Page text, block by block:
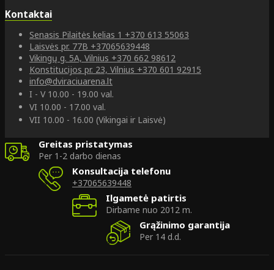
Kontaktai
Senasis Pilaitės kelias 1 +370 613 55063
Laisvės pr. 77B +37065639448
Vikingų g. 5A, Vilnius +370 662 98612
Konstitucijos pr. 23, Vilnius +370 601 92915
info@dviraciuarena.lt
I - V 10.00 - 19.00 val.
VI 10.00 - 17.00 val.
VII 10.00 - 16.00 (Vikingai ir Laisvė)
Greitas pristatymas
Per 1-2 darbo dienas
Konsultacija telefonu
+37065639448
Ilgametė patirtis
Dirbame nuo 2012 m.
Grąžinimo garantija
Per 14 d.d.